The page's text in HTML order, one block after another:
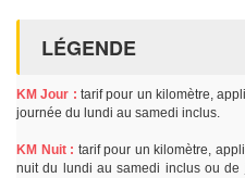
LÉGENDE
KM Jour : tarif pour un kilomètre,
journée du lundi au samedi inclus.
KM Nuit : tarif pour un kilomètre,
nuit du lundi au samedi inclus ou